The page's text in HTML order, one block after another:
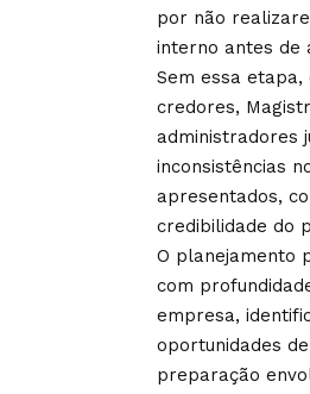
por não
interno antes de
Sem essa etapa,
credores,
administradores
inconsistências
apresentados,
credibilidade do
O planejamento
com
empresa,
oportunidades
preparação